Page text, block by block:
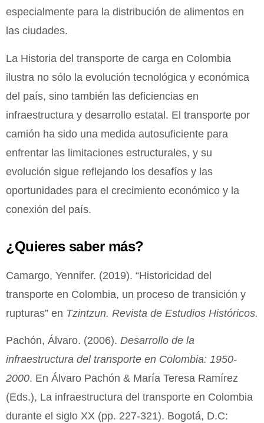
especialmente para la distribución de alimentos en
las ciudades.
La Historia del transporte de carga en Colombia
ilustra no sólo la evolución tecnológica y económica
del país, sino también las deficiencias en
infraestructura y desarrollo estatal. El transporte por
camión ha sido una medida autosuficiente para
enfrentar las limitaciones estructurales, y su
evolución sigue reflejando los desafíos y las
oportunidades para el crecimiento económico y la
conexión del país.
¿Quieres saber más?
Camargo, Yennifer. (2019). “Historicidad del
transporte en Colombia, un proceso de transición y
rupturas” en Tzintzun. Revista de Estudios Históricos.
Pachón, Álvaro. (2006). Desarrollo de la
infraestructura del transporte en Colombia: 1950-
2000. En Álvaro Pachón & María Teresa Ramírez
(Eds.), La infraestructura del transporte en Colombia
durante el siglo XX (pp. 227-321). Bogotá, D.C: